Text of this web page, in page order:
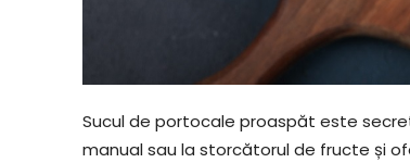
Sucul de portocale proaspăt este
manual sau la storcătorul de fructe și